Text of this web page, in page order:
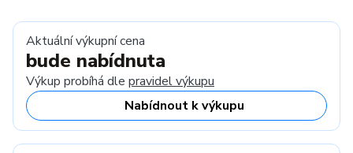
Aktuální výkupní cena
bude nabídnuta
Výkup probíhá dle pravidel výkupu
Nabídnout k výkupu